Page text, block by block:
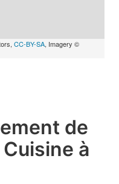
CC-BY-SA, Imagery ©
de
à